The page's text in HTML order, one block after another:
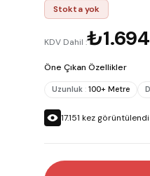
Stokta yok
KDV Dahil :
Öne Çıkan Özellikler
Uzunluk : 100+ Metre
17.151 kez görüntülendi